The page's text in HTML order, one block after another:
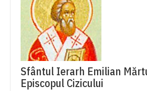
Sfântul Ierarh Emilian
Episcopul Cizicului